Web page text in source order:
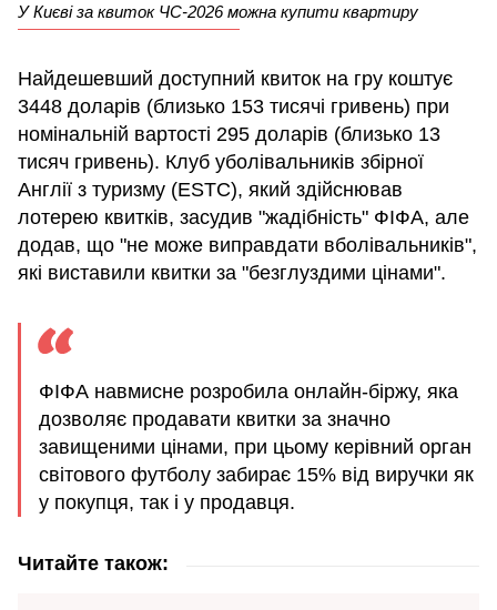
У Києві за квиток ЧС-2026 можна купити квартиру
Найдешевший доступний квиток на гру коштує
3448 доларів (близько 153 тисячі гривень) при
номінальній вартості 295 доларів (близько 13
тисяч гривень). Клуб уболівальників збірної
Англії з туризму (ESTC), який здійснював
лотерею квитків, засудив "жадібність" ФІФА, але
додав, що "не може виправдати вболівальників",
які виставили квитки за "безглуздими цінами".
ФІФА навмисне розробила онлайн-біржу, яка
дозволяє продавати квитки за значно
завищеними цінами, при цьому керівний орган
світового футболу забирає 15% від виручки як
у покупця, так і у продавця.
Читайте також: